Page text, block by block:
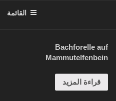
القائمة
Bachforelle auf
Mammutelfenbein
قراءة المزيد